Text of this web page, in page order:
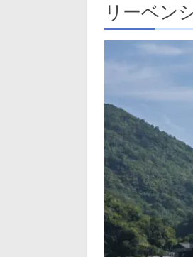
リーベン